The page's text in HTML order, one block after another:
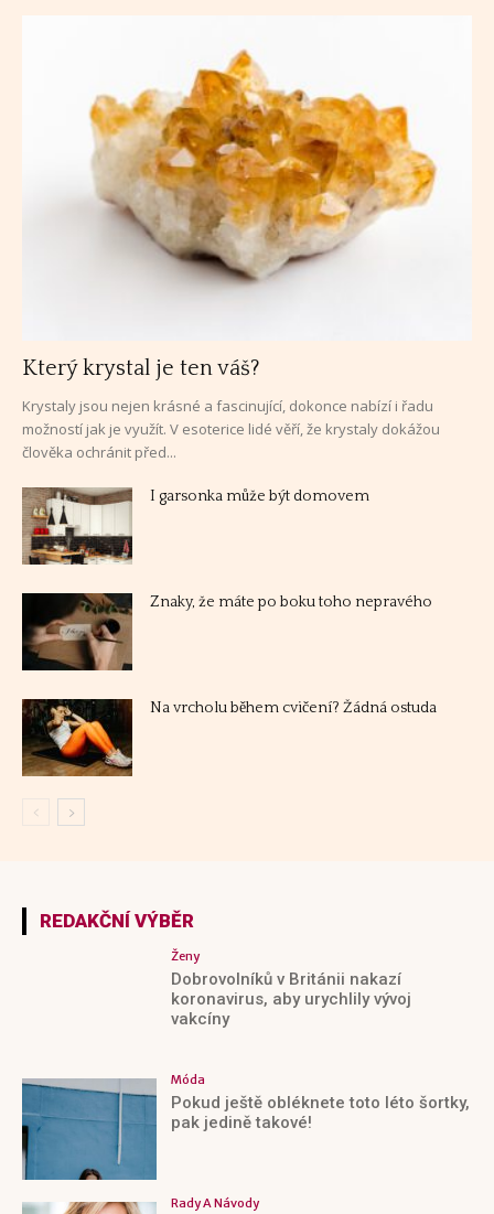
REDAKČNÍ VÝBĚR
Ženy
Dobrovolníků v Británii nakazí
koronavirus, aby urychlily vývoj
vakcíny
Móda
Pokud ještě obléknete toto léto šortky,
pak jedině takové!
Rady A Návody